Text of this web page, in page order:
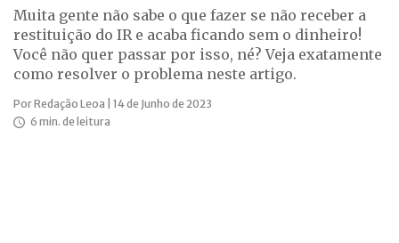
Muita gente não sabe o que fazer se não receber a
restituição do IR e acaba ficando sem o dinheiro!
Você não quer passar por isso, né? Veja exatamente
como resolver o problema neste artigo.
Por Redação Leoa | 14 de Junho de 2023
6 min. de leitura